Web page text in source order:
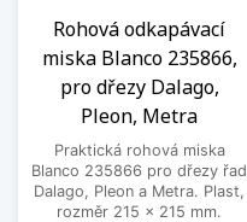
Rohová odkapávací
miska Blanco 235866,
pro dřezy Dalago,
Pleon, Metra
Praktická rohová miska
Blanco 235866 pro dřezy řad
Dalago, Pleon a Metra. Plast,
rozměr 215 x 215 mm.